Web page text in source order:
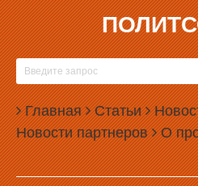
Главная Статьи
Новости партнеров О
23.07.2008, 14:17
МЕДВЕДУ ВСЕ ЖЕ
ИЗБИЕНИЕ ВОЕНКОМА
Свердловский областной суд
известному уральскому борцу за
Форманчуку по прозвищу
Чкаловского районного суда
выплатить штраф 50 000 рублей.